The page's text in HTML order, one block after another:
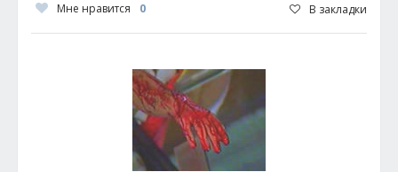
Мне нравится 0 В закладки